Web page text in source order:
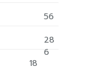
56
28
6
18